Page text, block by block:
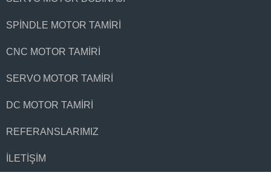
SPINDLE MOTOR TAMIRI
CNC MOTOR TAMIRI
SERVO MOTOR TAMIRI
DC MOTOR TAMIRI
REFERANSLARIMIZ
İLETIŞIM